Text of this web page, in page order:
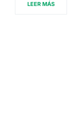
LEER MÁS